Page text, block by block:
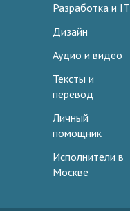
Разработка и IT
Дизайн
Аудио и видео
Тексты и
перевод
Личный
помощник
Исполнители в
Москве